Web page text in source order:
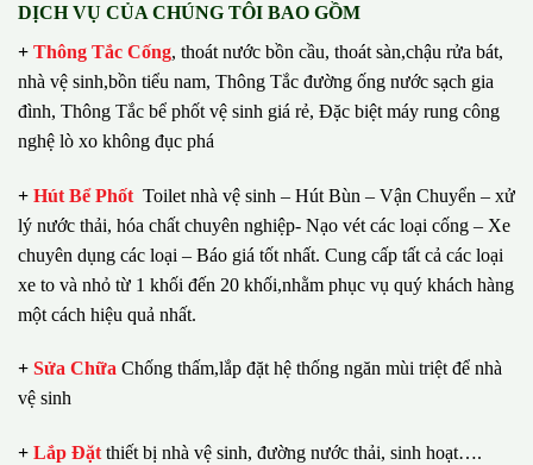
DỊCH VỤ CỦA CHÚNG TÔI BAO GỒM
+ Thông Tắc Cống, thoát nước bồn cầu, thoát sàn,chậu rửa bát,
nhà vệ sinh,bồn tiểu nam, Thông Tắc đường ống nước sạch gia
đình, Thông Tắc bể phốt vệ sinh giá rẻ, Đặc biệt máy rung công
nghệ lò xo không đục phá
+ Hút Bể Phốt Toilet nhà vệ sinh – Hút Bùn – Vận Chuyển – xử
lý nước thải, hóa chất chuyên nghiệp- Nạo vét các loại cống – Xe
chuyên dụng các loại – Báo giá tốt nhất. Cung cấp tất cả các loại
xe to và nhỏ từ 1 khối đến 20 khối,nhằm phục vụ quý khách hàng
một cách hiệu quả nhất.
+ Sửa Chữa Chống thấm,lắp đặt hệ thống ngăn mùi triệt để nhà
vệ sinh
+ Lắp Đặt thiết bị nhà vệ sinh, đường nước thải, sinh hoạt….